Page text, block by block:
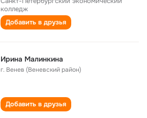
колледж
Добавить в друзья
Ирина Малинкина
г. Венев (Веневский район)
Добавить в друзья